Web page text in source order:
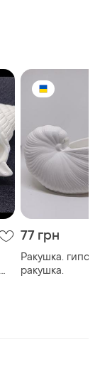
77 грн
Ракушка.
ракушка.